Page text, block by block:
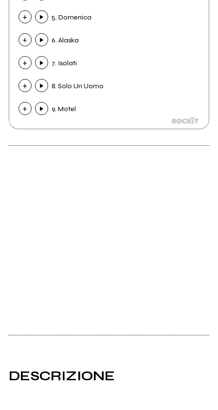
5. Domenica
6. Alaska
7. Isolati
8. Solo Un Uomo
9. Motel
DESCRIZIONE